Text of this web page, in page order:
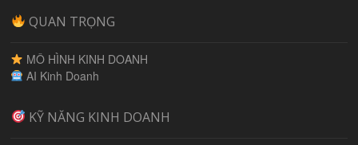
QUAN TRỌNG
MÔ HÌNH KINH DOANH
AI Kinh Doanh
KỸ NĂNG KINH DOANH